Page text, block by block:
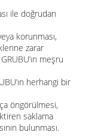
ile doğrudan
korunması,
zarar
meşru
herhangi bir
öngörülmesi,
saklama
bulunması.